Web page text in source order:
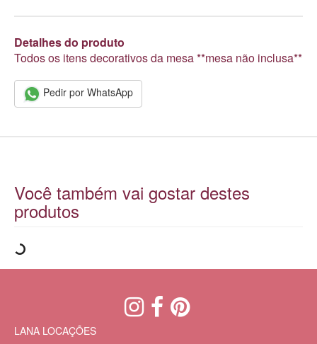
Detalhes do produto
Todos os itens decorativos da mesa **mesa não inclusa**
Pedir por WhatsApp
Você também vai gostar destes
produtos
LANA LOCAÇÕES